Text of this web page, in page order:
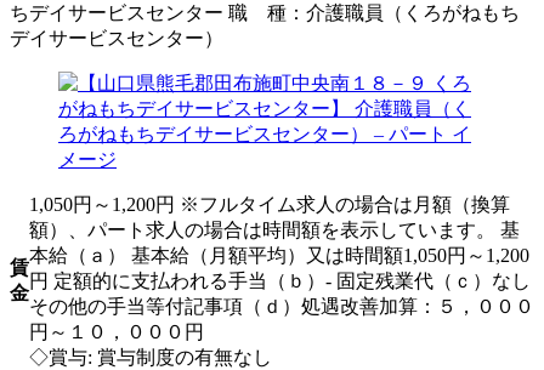
ちデイサービスセンター 職 種： 介護職員（くろがねもち
デイサービスセンター）
賃
金
1,050円～1,200円 ※フルタイム求人の場合は月額（換算
額）、パート求人の場合は時間額を表示しています。 基
本給（ａ） 基本給（月額平均）又は時間額1,050円～1,200
円 定額的に支払われる手当（ｂ）- 固定残業代（ｃ）なし
その他の手当等付記事項（ｄ）処遇改善加算：５，０００
円～１０，０００円
◇賞与: 賞与制度の有無なし